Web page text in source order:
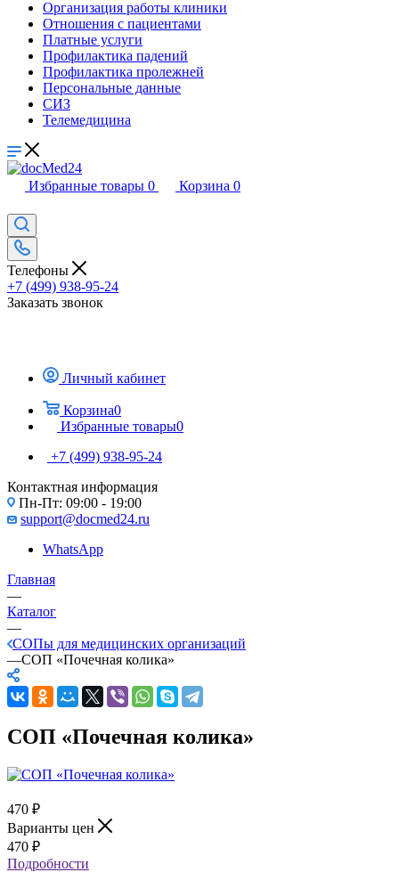
Организация работы клиники
Отношения с пациентами
Платные услуги
Профилактика падений
Профилактика пролежней
Персональные данные
СИЗ
Телемедицина
Избранные товары 0 Корзина 0
Телефоны
+7 (499) 938-95-24
Заказать звонок
Личный кабинет
Корзина0
Избранные товары0
+7 (499) 938-95-24
Контактная информация
Пн-Пт: 09:00 - 19:00
support@docmed24.ru
WhatsApp
Главная
—
Каталог
—
СОПы для медицинских организаций
—СОП «Почечная колика»
СОП «Почечная колика»
470 ₽
Варианты цен
470 ₽
Подробности